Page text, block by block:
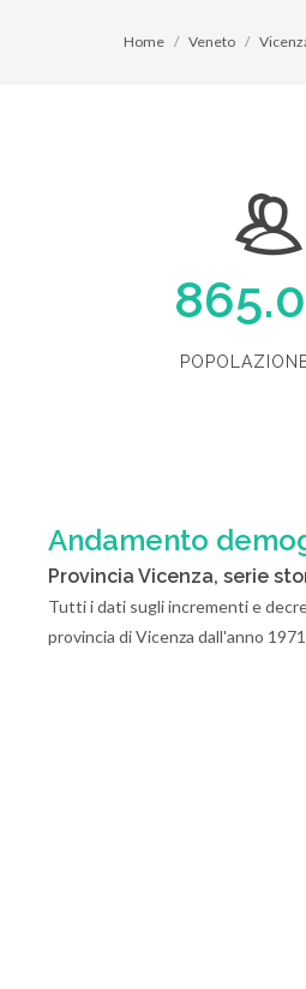
Home Veneto
Andamento
Provincia Vicenza, serie
Tutti i dati sugli incrementi e
provincia di Vicenza dall'anno